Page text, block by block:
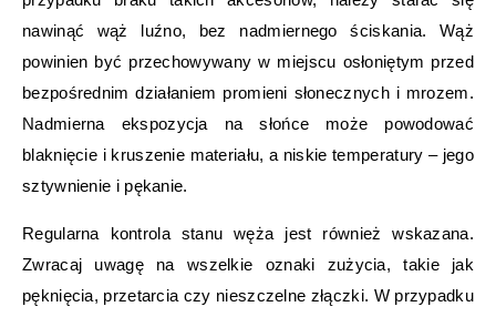
nawinąć wąż luźno, bez nadmiernego ściskania. Wąż
powinien być przechowywany w miejscu osłoniętym przed
bezpośrednim działaniem promieni słonecznych i mrozem.
Nadmierna ekspozycja na słońce może powodować
blaknięcie i kruszenie materiału, a niskie temperatury – jego
sztywnienie i pękanie.
Regularna kontrola stanu węża jest również wskazana.
Zwracaj uwagę na wszelkie oznaki zużycia, takie jak
pęknięcia, przetarcia czy nieszczelne złączki. W przypadku